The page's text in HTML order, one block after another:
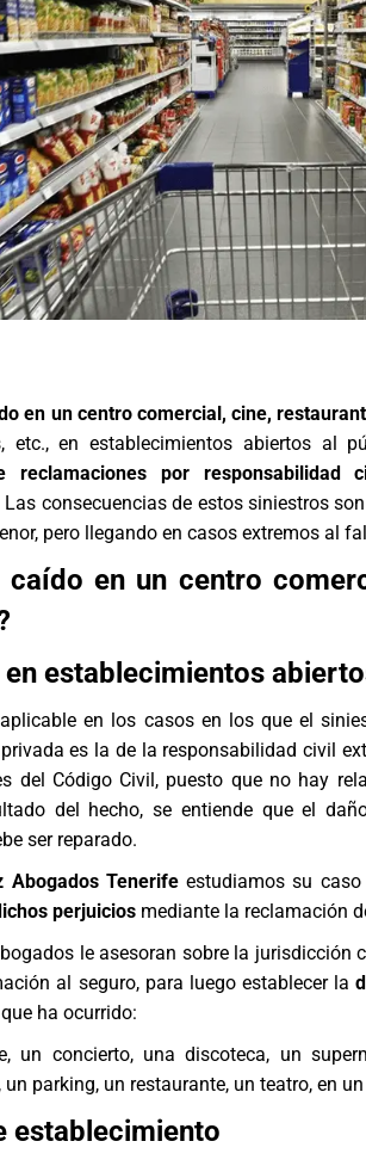
en un centro comercial, cine,
etc., en establecimientos abiertos al
reclamaciones por responsabilidad
consecuencias de estos siniestros
pero llegando en casos extremos al
caído en un centro
en establecimientos
en los casos en los que el
es la de la responsabilidad civil
del Código Civil, puesto que no hay
del hecho, se entiende que el
ser reparado.
Abogados Tenerifeestudiamos su caso
perjuicios mediante la reclamación
le asesoran sobre la jurisdicción
al seguro, para luego establecer la
ha ocurrido:
un concierto, una discoteca, un
parking, un restaurante, un teatro, en
establecimiento